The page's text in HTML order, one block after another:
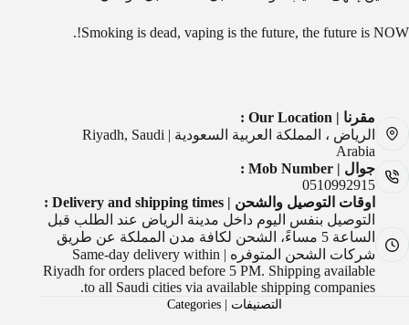
Smoking is dead, vaping is the future, the future is NOW!.
مقرنا | Our Location :
الرياض ، المملكة العربية السعودية | Riyadh, Saudi
Arabia
جوال | Mob Number :
0510992915
اوقات التوصيل والشحن | Delivery and shipping times :
التوصيل بنفس اليوم داخل مدينة الرياض عند الطلب قبل
الساعة 5 مساءً، الشحن لكافة مدن المملكة عن طريق
شركات الشحن المتوفره | Same-day delivery within
Riyadh for orders placed before 5 PM. Shipping available
to all Saudi cities via available shipping companies.
التصنيفات | Categories